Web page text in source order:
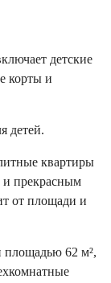
детские
корты и
детей.
квартиры
прекрасным
от площади и
площадью 62 м²,